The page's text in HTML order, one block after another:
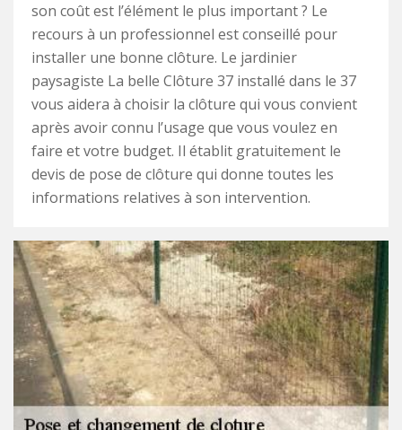
son coût est l’élément le plus important ? Le
recours à un professionnel est conseillé pour
installer une bonne clôture. Le jardinier
paysagiste La belle Clôture 37 installé dans le 37
vous aidera à choisir la clôture qui vous convient
après avoir connu l’usage que vous voulez en
faire et votre budget. Il établit gratuitement le
devis de pose de clôture qui donne toutes les
informations relatives à son intervention.